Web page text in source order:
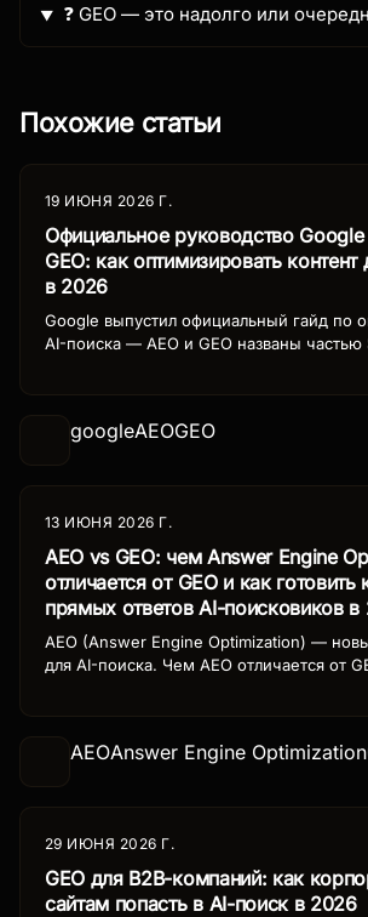
❓ GEO — это надолго или
Похожие статьи
19 ИЮНЯ 2026 Г.
Официальное руководство Google
GEO: как оптимизировать
в 2026
Google выпустил официальный гайд по
AI-поиска — AEO и GEO названы частью
googleAEOGEO
13 ИЮНЯ 2026 Г.
AEO vs GEO: чем Answer Engine
отличается от GEO и как готовить
прямых ответов AI-поисковиков в
AEO (Answer Engine Optimization) —
для AI-поиска. Чем AEO отличается от
AEOAnswer Engine Optimization
29 ИЮНЯ 2026 Г.
GEO для B2B-компаний: как
сайтам попасть в AI-поиск в 2026